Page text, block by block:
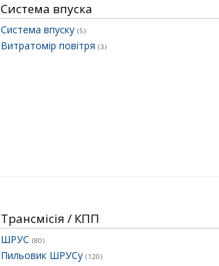
Система впуска
Система впуску (5)
Витратомір повітря (3)
Трансмісія / КПП
ШРУС (80)
Пильовик ШРУСу (120)